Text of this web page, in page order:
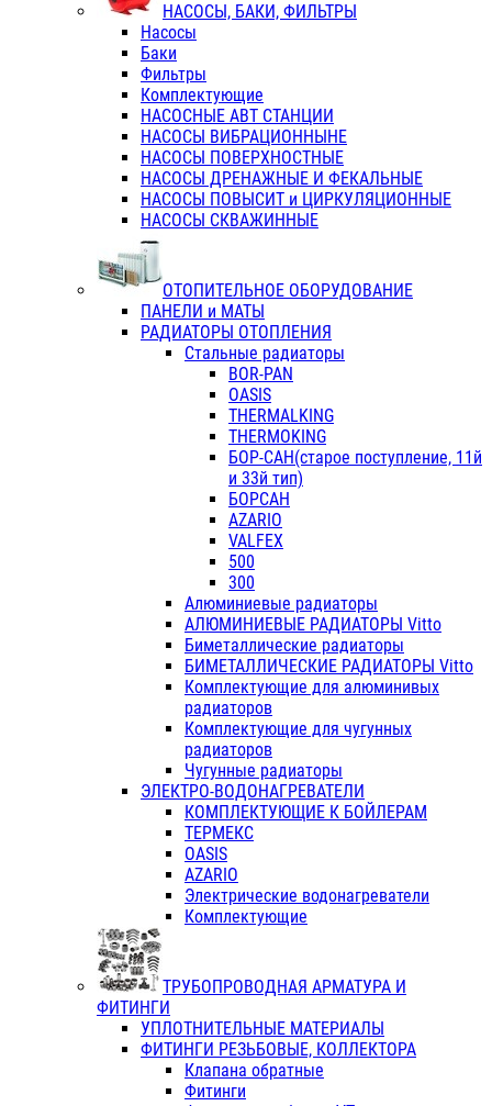
НАСОСЫ, БАКИ, ФИЛЬТРЫ
Насосы
Баки
Фильтры
Комплектующие
НАСОСНЫЕ АВТ СТАНЦИИ
НАСОСЫ ВИБРАЦИОННЫНЕ
НАСОСЫ ПОВЕРХНОСТНЫЕ
НАСОСЫ ДРЕНАЖНЫЕ И ФЕКАЛЬНЫЕ
НАСОСЫ ПОВЫСИТ и ЦИРКУЛЯЦИОННЫЕ
НАСОСЫ СКВАЖИННЫЕ
ОТОПИТЕЛЬНОЕ ОБОРУДОВАНИЕ
ПАНЕЛИ и МАТЫ
РАДИАТОРЫ ОТОПЛЕНИЯ
Стальные радиаторы
BOR-PAN
OASIS
THERMALKING
THERMOKING
БОР-САН(старое поступление, 11й
и 33й тип)
БОРСАН
AZARIO
VALFEX
500
300
Алюминиевые радиаторы
АЛЮМИНИЕВЫЕ РАДИАТОРЫ Vitto
Биметаллические радиаторы
БИМЕТАЛЛИЧЕСКИЕ РАДИАТОРЫ Vitto
Комплектующие для алюминивых
радиаторов
Комплектующие для чугунных
радиаторов
Чугунные радиаторы
ЭЛЕКТРО-ВОДОНАГРЕВАТЕЛИ
КОМПЛЕКТУЮЩИЕ К БОЙЛЕРАМ
ТЕРМЕКС
OASIS
AZARIO
Электрические водонагреватели
Комплектующие
ТРУБОПРОВОДНАЯ АРМАТУРА И
ФИТИНГИ
УПЛОТНИТЕЛЬНЫЕ МАТЕРИАЛЫ
ФИТИНГИ РЕЗЬБОВЫЕ, КОЛЛЕКТОРА
Клапана обратные
Фитинги